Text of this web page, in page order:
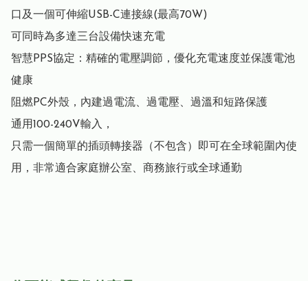
口及一個可伸縮USB-C連接線(最高70W)
可同時為多達三台設備快速充電
智慧PPS協定：精確的電壓調節，優化充電速度並保護電池
健康
阻燃PC外殼，內建過電流、過電壓、過溫和短路保護
通用100-240V輸入，
只需一個簡單的插頭轉接器（不包含）即可在全球範圍內使
用，非常適合家庭辦公室、商務旅行或全球通勤